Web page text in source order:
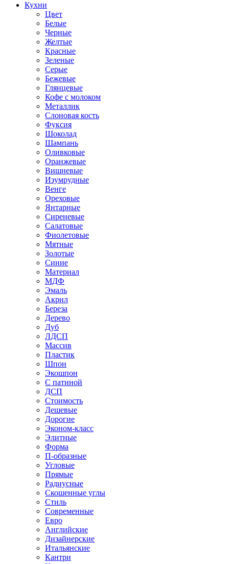
Кухни
Цвет
Белые
Черные
Желтые
Красные
Зеленые
Серые
Бежевые
Глянцевые
Кофе с молоком
Металлик
Слоновая кость
Фуксия
Шоколад
Шампань
Оливковые
Оранжевые
Вишневые
Изумрудные
Венге
Ореховые
Янтарные
Сиреневые
Салатовые
Фиолетовые
Мятные
Золотые
Синие
Материал
МДФ
Эмаль
Акрил
Береза
Дерево
Дуб
ЛДСП
Массив
Пластик
Шпон
Экошпон
С патиной
ДСП
Стоимость
Дешевые
Дорогие
Эконом-класс
Элитные
Форма
П-образные
Угловые
Прямые
Радиусные
Скошенные углы
Стиль
Современные
Евро
Английские
Дизайнерские
Итальянские
Кантри